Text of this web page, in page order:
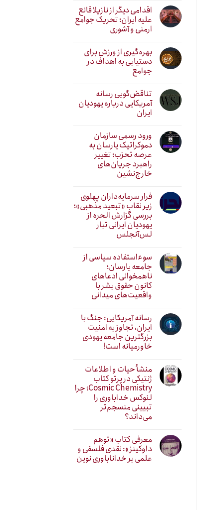
اقدامی دیگر از نازیلا قانع
علیه ایران؛ تحریک جوامع
ارمنی و آشوری
بهره‌گیری از ورزش برای
دستیابی به اهداف در
جوامع
تناقض‌گویی رسانه
آمریکایی درباره یهودیان
ایران
ورود رسمی سازمان
دموکراتیک یارسان به
عرصه تحزب؛ تغییر
راهبرد جریان‌های
خارج‌نشین
فرار سرمایه‌داران پهلوی
زیر نقابِ «تبعید مذهبی»؛
بررسی گزارش الحره از
یهودیان ایرانی تبار
لس‌آنجلس
سوءاستفاده سیاسی از
جامعه یارسان؛
ناهمخوانی ادعاهای
کانون حقوق بشر با
واقعیت‌های میدانی
رسانه آمریکایی: جنگ با
ایران، تجاوز به امنیت
بزرگترین جامعه یهودی
خاورمیانه است!
منشأ حیات و اطلاعات
ژنتیکی در پرتو کتاب
Cosmic Chemistry؛ چرا
لنوکس خداباوری را
تبیینی منسجم‌تر
می‌داند؟
معرفی کتاب «توهم
داوکینز»: نقدی فلسفی و
علمی بر خداناباوری نوین